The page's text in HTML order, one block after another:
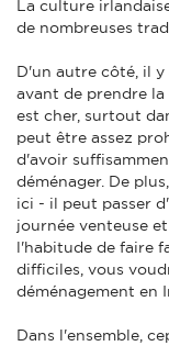
La culture
de nombreuses
D'un autre côté, il y
avant de prendre
est cher, surtout
peut être assez
d'avoir
déménager. De
ici - il peut passer
journée venteuse
l'habitude de faire
difficiles, vous
déménagement en
Dans l'ensemble,